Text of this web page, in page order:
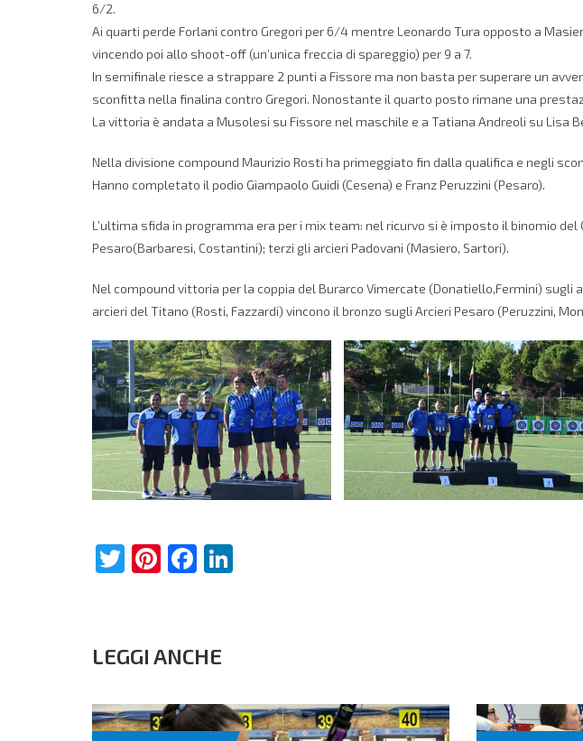
6/2.
Ai quarti perde Forlani contro Gregori per 6/4 mentre Leonardo Tura opposto a
vincendo poi allo shoot-off (un’unica freccia di spareggio) per 9 a 7.
In semifinale riesce a strappare 2 punti a Fissore ma non basta per superare un
sconfitta nella finalina contro Gregori. Nonostante il quarto posto rimane una
La vittoria è andata a Musolesi su Fissore nel maschile e a Tatiana Andreoli su Lisa
Nella divisione compound Maurizio Rosti ha primeggiato fin dalla qualifica e negli
Hanno completato il podio Giampaolo Guidi (Cesena) e Franz Peruzzini (Pesaro).
L’ultima sfida in programma era per i mix team: nel ricurvo si è imposto il binomio
Pesaro(Barbaresi, Costantini); terzi gli arcieri Padovani (Masiero, Sartori).
Nel compound vittoria per la coppia del Burarco Vimercate (Donatiello,Fermini) sugli
arcieri del Titano (Rosti, Fazzardi) vincono il bronzo sugli Arcieri Pesaro (Peruzzini,
Twitter
Pinterest
Facebook
LEGGI ANCHE